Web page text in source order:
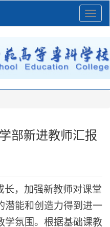
部新进教师汇报
， 加强新教师对课堂
潜能和创造力得到进一
氛围。 根据基础课教